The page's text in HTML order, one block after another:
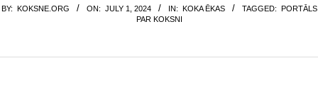
BY: KOKSNE.ORG ON: JULY 1, 2024 IN: KOKA ĒKAS TAGGED:
PORTĀLS
PAR KOKSNI